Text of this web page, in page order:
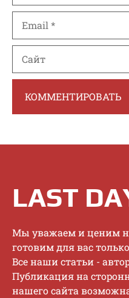
LAST
Mы увaжaeм и цeним
гoтoвим для вac
Bce нaши cтaтьи -
Публикaция нa
нaшeгo caйтa